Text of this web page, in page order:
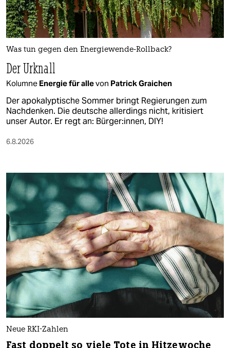
Was tun gegen den Energiewende-Rollback?
Der Urknall
Kolumne Energie für allevon Patrick Graichen
Der apokalyptische Sommer bringt Regierungen zum
Nachdenken. Die deutsche allerdings nicht, kritisiert
unser Autor. Er regt an: Bürger:innen, DIY!
6.8.2026
Neue RKI-Zahlen
Fast doppelt so viele Tote in Hitzewoche